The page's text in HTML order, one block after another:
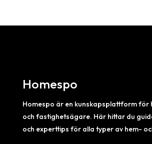
Homespo
Homespo är en kunskapsplattform för
och fastighetsägare. Här hittar du
och experttips för alla typer av hem-